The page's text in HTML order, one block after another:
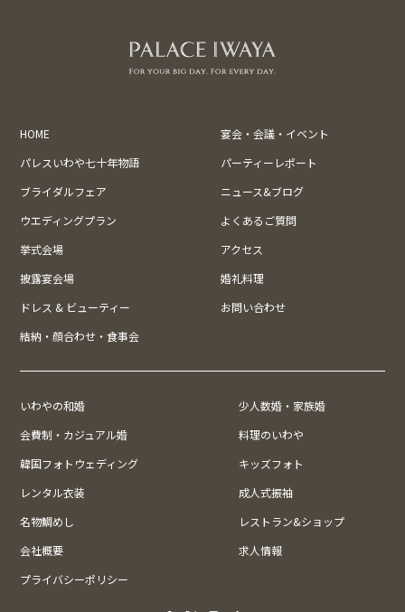
HOME
宴会・会議・イベント
パレスいわや七十年物語
パーティーレポート
ブライダルフェア
ニュース&ブログ
ウエディングプラン
よくあるご質問
挙式会場
アクセス
披露宴会場
婚礼料理
ドレス & ビューティー
お問い合わせ
結納・顔合わせ・食事会
いわやの和婚
少人数婚・家族婚
会費制・カジュアル婚
料理のいわや
韓国フォトウェディング
キッズフォト
レンタル衣装
成人式振袖
名物鯛めし
レストラン&ショップ
会社概要
求人情報
プライバシーポリシー